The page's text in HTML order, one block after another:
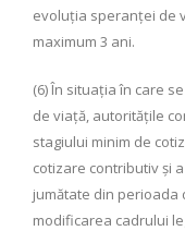
evoluţia speranţei de
maximum 3 ani.
(6) În situaţia în care
de viaţă, autorităţile
stagiului minim de
cotizare contributiv şi
jumătate din perioada
modificarea cadrului